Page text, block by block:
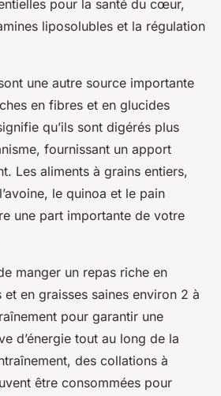
pour la santé du cœur,
liposolubles et la régulation
une autre source importante
en fibres et en glucides
qu’ils sont digérés plus
fournissant un apport
Les aliments à grains entiers,
le quinoa et le pain
une part importante de votre
manger un repas riche en
en graisses saines environ 2 à
pour garantir une
d’énergie tout au long de la
des collations à
être consommées pour